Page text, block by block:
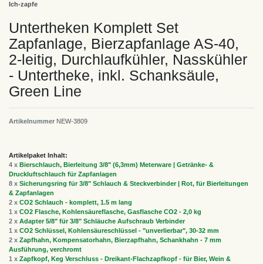
Ich-zapfe
Untertheken Komplett Set
Zapfanlage, Bierzapfanlage AS-40,
2-leitig, Durchlaufkühler, Nasskühler
- Untertheke, inkl. Schanksäule,
Green Line
Artikelnummer NEW-3809
Artikelpaket Inhalt:
4 x Bierschlauch, Bierleitung 3/8" (6,3mm) Meterware | Getränke- &
Druckluftschlauch für Zapfanlagen
8 x Sicherungsring für 3/8" Schlauch & Steckverbinder | Rot, für Bierleitungen
& Zapfanlagen
2 x CO2 Schlauch - komplett, 1.5 m lang
1 x CO2 Flasche, Kohlensäureflasche, Gasflasche CO2 - 2,0 kg
2 x Adapter 5/8" für 3/8" Schläuche Aufschraub Verbinder
1 x CO2 Schlüssel, Kohlensäureschlüssel - "unverlierbar", 30-32 mm
2 x Zapfhahn, Kompensatorhahn, Bierzapfhahn, Schankhahn - 7 mm
Ausführung, verchromt
1 x Zapfkopf, Keg Verschluss - Dreikant-Flachzapfkopf - für Bier, Wein &